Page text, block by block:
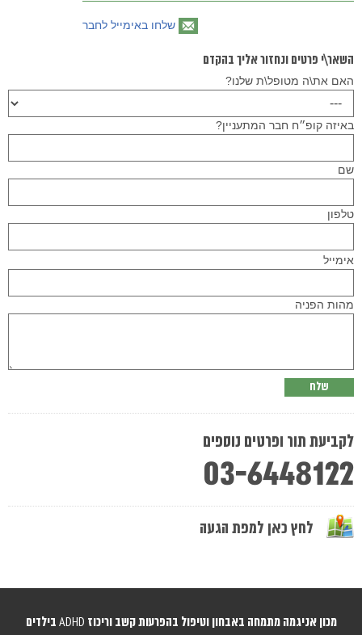
שלחו באימייל לחבר
השאר\י פרטים ונחזור אליך בהקדם
האם את\ה מטופל\ת שלנו?
באיזה קופ״ח חבר המתעניין?
שם
טלפון
leave
אימייל
מהות הפניה
לקביעת תור ופרטים נוספים
03-6448122
לחץ כאן למפת הגעה
מכון אניגמה מתמחה באבחון וטיפול בהפרעות קשב וריכוז ADHD בילדים